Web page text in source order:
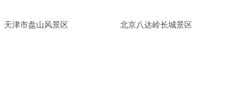
天津市盘山风景区 北京八达岭长城景区